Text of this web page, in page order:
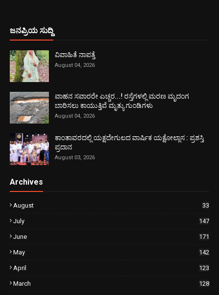
ಜನಪ್ರಿಯ ಸುದ್ದಿ
ವಿವಾಹಿತೆ ನಾಪತ್ತೆ
August 04, 2026
ವಾಹನ ಸವಾರರೇ ಎಚ್ಚರ...! ರಸ್ತೆಗಳಲ್ಲಿ ಮರಣ ಮೃದಂಗ
ಬಾರಿಸಲು ಕಾಯುತ್ತಿವೆ ಮೃತ್ಯು ಗುಂಡಿಗಳು
August 04, 2026
ಕಾಂತಾವರದಲ್ಲಿ ಯಕ್ಷದೇಗುಲದ ವಾರ್ಷಿಕ ಯಕ್ಷೋಲ್ಲಾಸ : ಪ್ರಶಸ್ತಿ
ಪ್ರದಾನ
August 03, 2026
Archives
August 33
July 147
June 171
May 142
April 123
March 128